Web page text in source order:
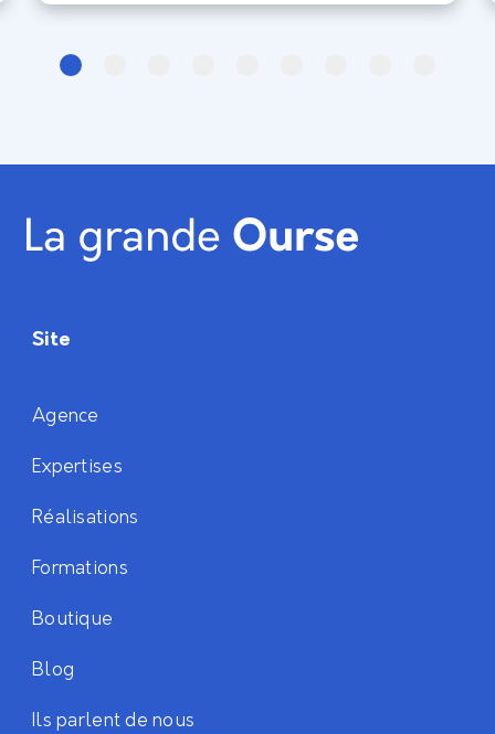
faciale, le design d’interface entre
Site
Agence
Expertises
Réalisations
Formations
Boutique
Blog
Ils parlent de nous